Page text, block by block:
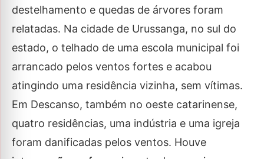
destelhamento e quedas de árvores foram
relatadas. Na cidade de Urussanga, no sul do
estado, o telhado de uma escola municipal foi
arrancado pelos ventos fortes e acabou
atingindo uma residência vizinha, sem vítimas.
Em Descanso, também no oeste catarinense,
quatro residências, uma indústria e uma igreja
foram danificadas pelos ventos. Houve